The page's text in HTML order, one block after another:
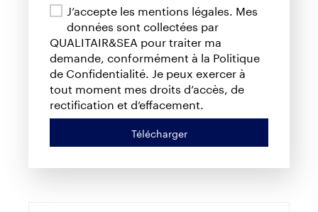
J’accepte les mentions légales. Mes
données sont collectées par
QUALITAIR&SEA pour traiter ma
demande, conformément à la Politique
de Confidentialité. Je peux exercer à
tout moment mes droits d’accès, de
rectification et d’effacement.
Télécharger